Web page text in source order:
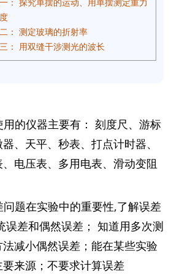
： 探究单摆的运动、用单摆测定重力
： 测定玻璃的折射率
： 用双缝干涉测光的波长
用的仪器主要有： 刻度尺、游标
、天平、秒表、打点计时器、
电压表、多用电表、滑动变阻
问题在实验中的重要性,了解误差
误差和偶然误差； 知道用多次测
减小偶然误差；能在某些实验
来源；不要求计算误差